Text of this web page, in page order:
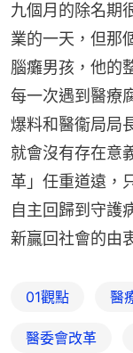
九個月的除名期
業的一天，但那
腦癱男孩，他的
每一次遇到醫療
爆料和醫衞局局
就會沒有存在意
革」任重道遠，
自主回歸到守護
新贏回社會的由
01觀點 醫
醫委會改革